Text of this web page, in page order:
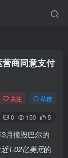
商同意支付
关注 私信
0 159 5
月撞毁巴尔的
近1.02亿美元的